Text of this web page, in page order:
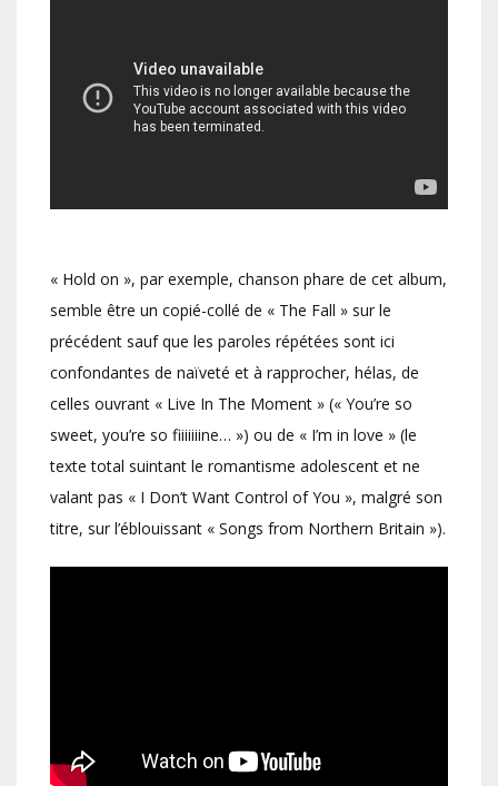
« Hold on », par exemple, chanson phare de cet album,
semble être un copié-collé de « The Fall » sur le
précédent sauf que les paroles répétées sont ici
confondantes de naïveté et à rapprocher, hélas, de
celles ouvrant « Live In The Moment » (« You’re so
sweet, you’re so fiiiiiiine… ») ou de « I’m in love » (le
texte total suintant le romantisme adolescent et ne
valant pas « I Don’t Want Control of You », malgré son
titre, sur l’éblouissant « Songs from Northern Britain »).